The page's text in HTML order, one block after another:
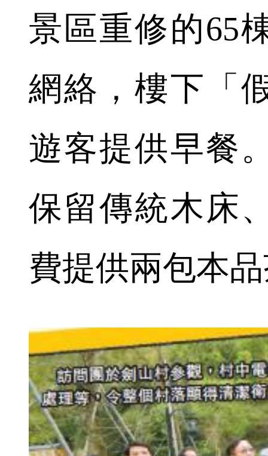
景區重修的65
網絡，樓下「
遊客提供早餐
保留傳統木床
費提供兩包本